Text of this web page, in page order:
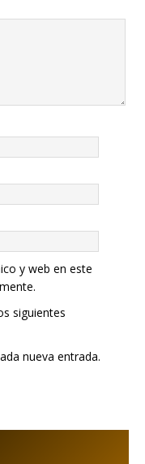
y web en este
siguientes
nueva entrada.